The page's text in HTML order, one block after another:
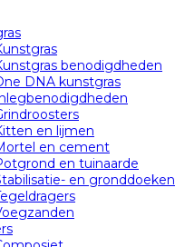
benodigdheden
DNA kunstgras
en lijmen
en cement
en tuinaarde
en gronddoeken